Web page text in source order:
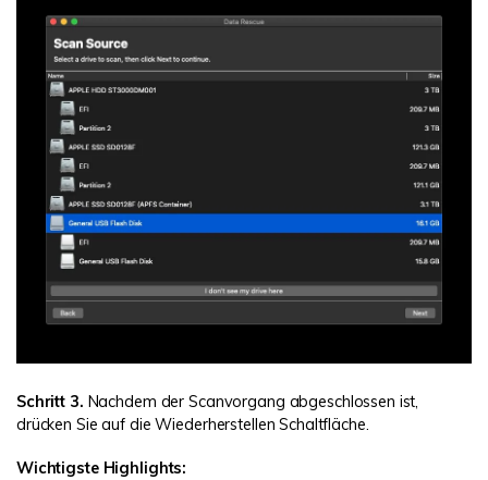
Schritt 3. Nachdem der Scanvorgang abgeschlossen ist,
drücken Sie auf die Wiederherstellen Schaltfläche.
Wichtigste Highlights: